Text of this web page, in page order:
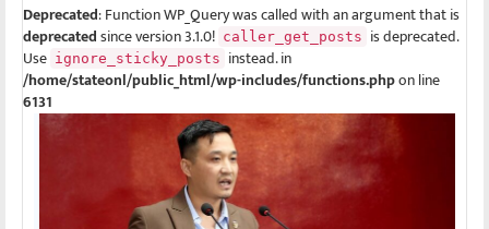
Deprecated: Function WP_Query was called with an argument that is
deprecatedsince version 3.1.0! caller_get_posts is deprecated.
Use ignore_sticky_posts instead. in
/home/stateonl/public_html/wp-includes/functions.phpon line
6131